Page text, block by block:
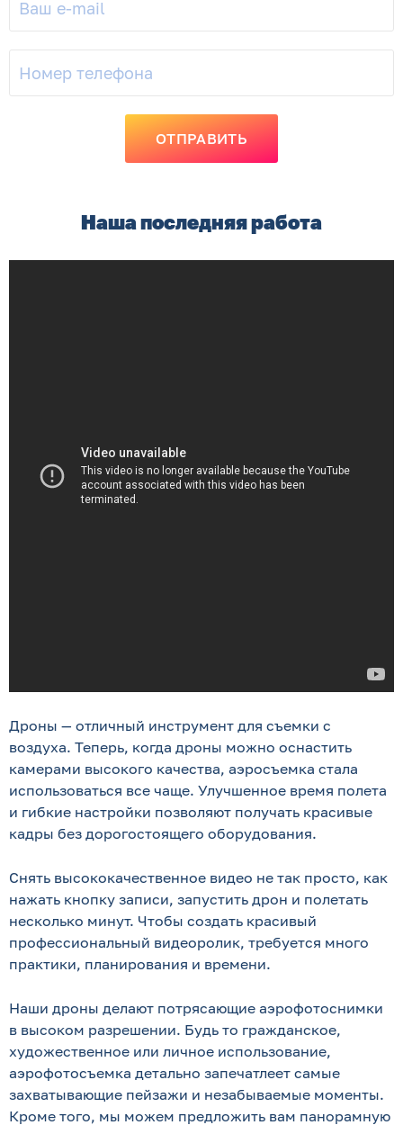
Наша последняя работа
Дроны — отличный инструмент для съемки с
воздуха. Теперь, когда дроны можно оснастить
камерами высокого качества, аэросъемка стала
использоваться все чаще. Улучшенное время полета
и гибкие настройки позволяют получать красивые
кадры без дорогостоящего оборудования.
Снять высококачественное видео не так просто, как
нажать кнопку записи, запустить дрон и полетать
несколько минут. Чтобы создать красивый
профессиональный видеоролик, требуется много
практики, планирования и времени.
Наши дроны делают потрясающие аэрофотоснимки
в высоком разрешении. Будь то гражданское,
художественное или личное использование,
аэрофотосъемка детально запечатлеет самые
захватывающие пейзажи и незабываемые моменты.
Кроме того, мы можем предложить вам панорамную